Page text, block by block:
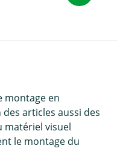
montage en
articles aussi des
matériel visuel
le montage du